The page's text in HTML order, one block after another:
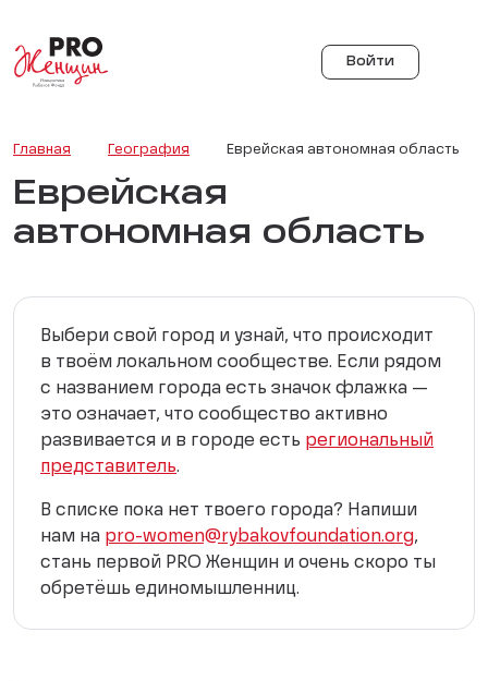
Войти
Главная География Еврейская автономная область
Еврейская
автономная область
Выбери свой город и узнай, что происходит
в твоём локальном сообществе. Если рядом
с названием города есть значок флажка —
это означает, что сообщество активно
развивается и в городе есть региональный
представитель.
В списке пока нет твоего города? Напиши
нам на pro-women@rybakovfoundation.org,
стань первой PRO Женщин и очень скоро ты
обретёшь единомышленниц.